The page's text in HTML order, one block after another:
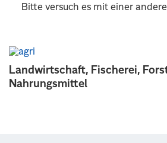
Landwirtschaft, Fischerei,
Nahrungsmittel
Bitte versuch es mit einer